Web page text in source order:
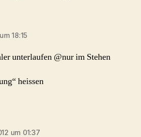
18:15
unterlaufen @nur im Stehen
heissen
um 01:37